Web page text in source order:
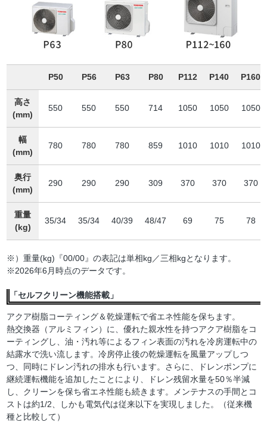
P50 P56 P63 P80 P112 P140 P160
高さ
(mm)
550 550 550 714 1050 1050 1050
幅
(mm)
780 780 780 859 1010 1010 1010
奥行
(mm)
290 290 290 309 370 370 370
重量
(kg)
35/34 35/34 40/39 48/47 69 75 78
※）重量(kg)『00/00』の表記は単相kg／三相kgとなります。
※2026年6月時点のデータです。
「セルフクリーン機能搭載」
アクア樹脂コーティング＆乾燥運転で省エネ性能を保ちます。
熱交換器（アルミフィン）に、優れた親水性を持つアクア樹脂をコ
ーティングし、油・汚れ等によるフィン表面の汚れを冷房運転中の
結露水で洗い流します。冷房停止後の乾燥運転を風量アップしつ
つ、同時にドレン汚れの排水も行います。さらに、ドレンポンプに
継続運転機能を追加したことにより、ドレン残留水量を50％半減
し、クリーンを保ち省エネ性能も続きます。メンテナスの手間とコ
ストは約1/2、しかも電気代は従来以下を実現しました。（従来機
種と比較して）